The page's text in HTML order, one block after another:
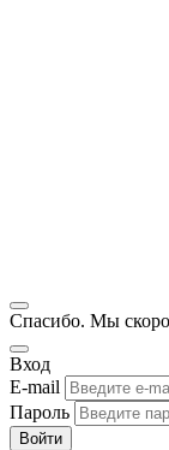
Спасибо. Мы
Вход
E-mail
Пароль
Войти